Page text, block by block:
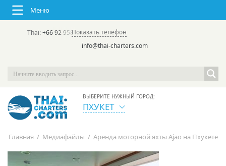
Меню
Thai:+66 92 958 8644(rus/eng) | в России:
Показать телефон
info@thai-charters.com
ВЫБЕРИТЕ НУЖНЫЙ ГОРОД:
ПХУКЕТ
Главная / Медиафайлы / Аренда моторной яхты Ajao на Пхукете